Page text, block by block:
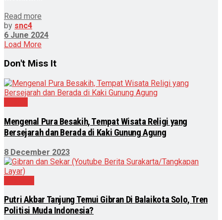
Read more
by snc4
6 June 2024
Load More
Don't Miss It
Mengenal Pura Besakih, Tempat Wisata Religi yang
Bersejarah dan Berada di Kaki Gunung Agung
8 December 2023
Putri Akbar Tanjung Temui Gibran Di Balaikota Solo, Tren
Politisi Muda Indonesia?